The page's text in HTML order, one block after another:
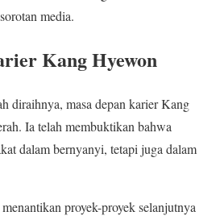
media.
Kang Hyewon
diraihnya, masa depan karier Kang
Ia telah membuktikan bahwa
dalam bernyanyi, tetapi juga dalam
proyek-proyek selanjutnya